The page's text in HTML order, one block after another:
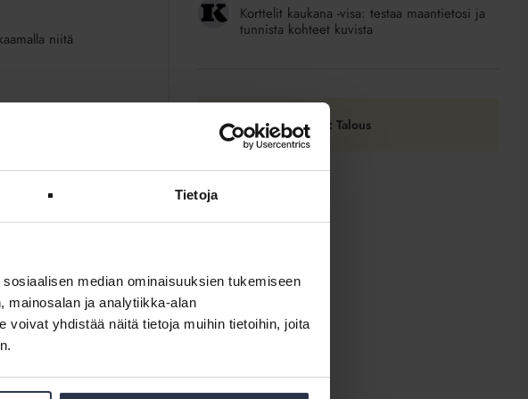
Tietoja
median ominaisuuksien tukemiseen
mainosalan ja analytiikka-alan
voivat yhdistää näitä tietoja muihin tietoihin, joita
niitä
jonka voi liittää
18-10922).
Korttelit kaukana -visa: testaa maantietosi ja
tunnista kohteet kuvista
Tilaa RSS-syöte: Talous